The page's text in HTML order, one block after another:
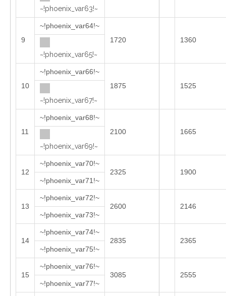
~!phoenix_var63!~
9
~!phoenix_var64!~
1720
1360
~!phoenix_var65!~
10
~!phoenix_var66!~
1875
1525
~!phoenix_var67!~
11
~!phoenix_var68!~
2100
1665
~!phoenix_var69!~
12
~!phoenix_var70!~
2325
1900
~!phoenix_var71!~
13
~!phoenix_var72!~
2600
2146
~!phoenix_var73!~
14
~!phoenix_var74!~
2835
2365
~!phoenix_var75!~
15
~!phoenix_var76!~
3085
2555
~!phoenix_var77!~